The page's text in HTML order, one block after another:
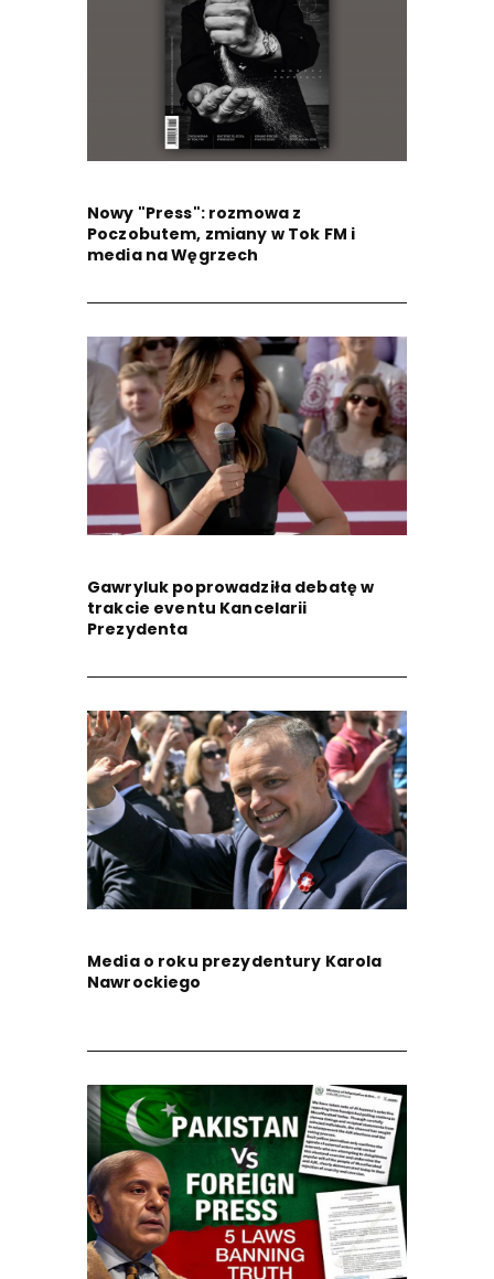
Nowy "Press": rozmowa z
Poczobutem, zmiany w Tok FM i
media na Węgrzech
Gawryluk poprowadziła debatę w
trakcie eventu Kancelarii
Prezydenta
Media o roku prezydentury Karola
Nawrockiego